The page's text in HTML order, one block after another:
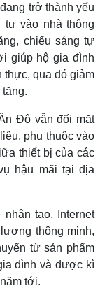
trở thành yếu
tư vào nhà thông
chiếu sáng tự
giúp hộ gia đình
thực, qua đó giảm
Độ vẫn đối mặt
phụ thuộc vào
thiết bị của các
hậu mãi tại địa
tạo, Internet
thông minh,
từ sản phẩm
đình và được kì
tới.